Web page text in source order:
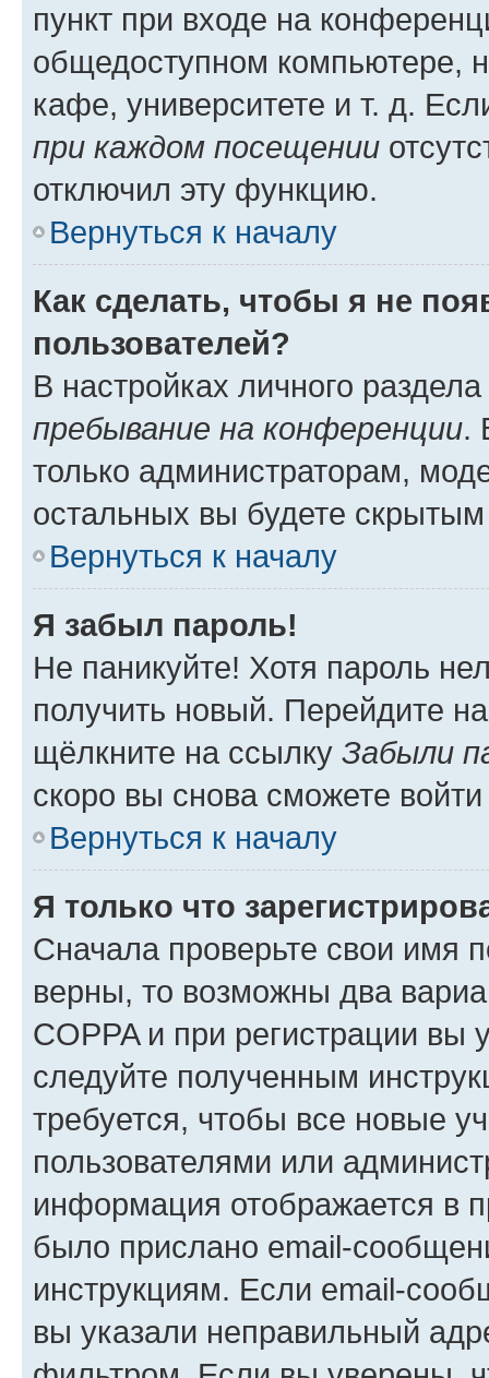
пункт при входе на
общедоступном компьютере,
кафе, университете и т. д.
при каждом посещении
отключил эту функцию.
Вернуться к началу
Как сделать, чтобы я не
пользователей?
В настройках личного
пребывание на конференции.
только администраторам,
остальных вы будете
Вернуться к началу
Я забыл пароль!
Не паникуйте! Хотя пароль
получить новый. Перейдите
щёлкните на ссылку Забыли
скоро вы снова сможете
Вернуться к началу
Я только что
Сначала проверьте свои имя
верны, то возможны два
COPPA и при регистрации вы
следуйте полученным
требуется, чтобы все новые
пользователями или
информация отображается в
было прислано email-
инструкциям. Если email-
вы указали неправильный